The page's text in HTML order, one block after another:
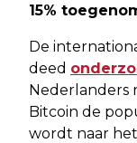
15%
De
deed
Nederlanders
Bitcoin de
wordt naar